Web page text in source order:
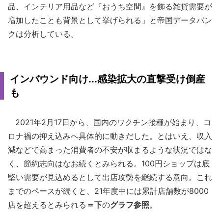
品、インテリア用品など『おうち空間』を飾る雑貨需要が
増加したことも背景として挙げられる」と帝国データバン
クは分析している。
インバウンド向け...感染拡大の直撃受け倒産
も
2021年2月17日から、国内のワクチン接種が始まり、コ
ロナ禍の抑え込みへ具体的に動きだした。とはいえ、収入
減などで高まった消費者の不安が収まるような状況ではな
く、節約志向はなお続くとみられる。100円ショップは底
堅い需要が見込めるとして出店攻勢を継続する意向。これ
までのペースが続くと、21年度中には累計店舗数が8000
店を超えるとみられる ＝下のグラフ参照。